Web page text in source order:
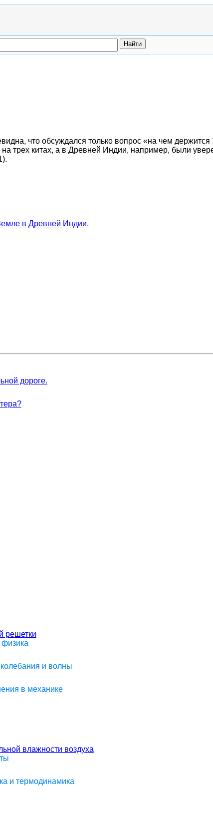
что обсуждался только вопрос «на чем
трех китах, а в Древней Индии, например, были
в Древней Индии.
дороге.
решетки
и волны
в механике
влажности воздуха
и термодинамика